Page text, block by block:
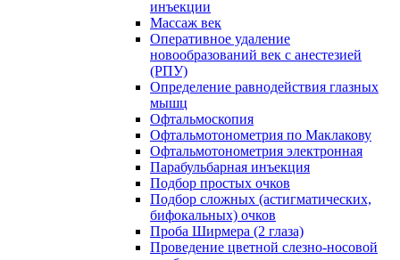
инъекции
Массаж век
Оперативное удаление
новообразований век с анестезией
(РПУ)
Определение равнодействия глазных
мышц
Офтальмоскопия
Офтальмотонометрия по Маклакову
Офтальмотонометрия электронная
Парабульбарная инъекция
Подбор простых очков
Подбор сложных (астигматических,
бифокальных) очков
Проба Ширмера (2 глаза)
Проведение цветной слезно-носовой